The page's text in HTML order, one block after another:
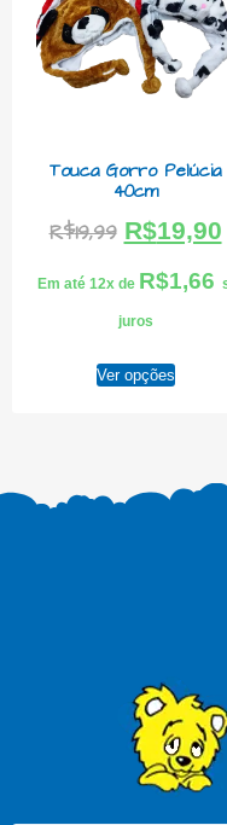
Touca Gorro Pelúcia
40cm
R$19,99 R$19,90
Em até 12x de R$1,66
juros
Ver opções